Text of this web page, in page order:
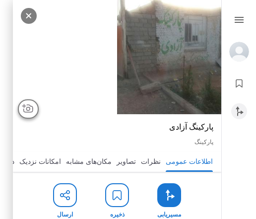
پارکینگ آزادی
پارکینگ
اطلاعات عمومی نظرات تصاویر مکان‌های مشابه امکانات نزدیک درباره
مسیریابی ذخیره ارسال